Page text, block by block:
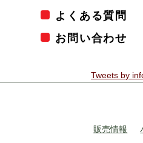
よくある質問
お問い合わせ
Tweets by
販売情報